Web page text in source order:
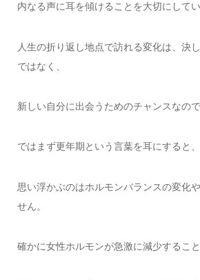
内なる声に耳を傾けることを大切にしてい
人生の折り返し地点で訪れる変化は、決
ではなく、
新しい自分に出会うためのチャンスなので
ではまず更年期という言葉を耳にすると、
思い浮かぶのはホルモンバランスの変化
せん。
確かに女性ホルモンが急激に減少すること